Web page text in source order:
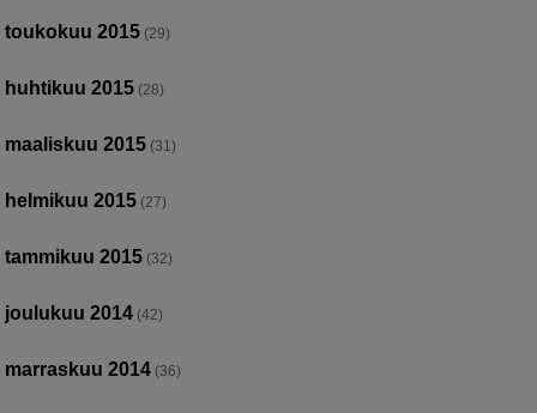
toukokuu 2015 (29)
huhtikuu 2015 (28)
maaliskuu 2015 (31)
helmikuu 2015 (27)
tammikuu 2015 (32)
joulukuu 2014 (42)
marraskuu 2014 (36)